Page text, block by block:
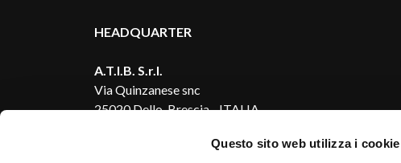
Questo sito web utilizza i cookie
HEADQUARTER
A.T.I.B. S.r.l.
Via Quinzanese snc
25020 Dello, Brescia - ITALIA
A.T.I.B. FRANCE S.A.R.L.